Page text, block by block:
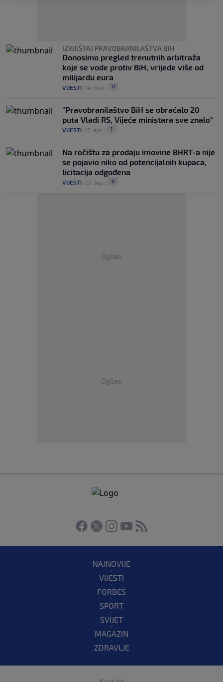
IZVJEŠTAJ PRAVOBRANILAŠTVA BIH
Donosimo pregled trenutnih arbitraža
koje se vode protiv BiH, vrijede više od
milijardu eura
VIJESTI 14. maj. 0
"Pravobranilaštvo BiH se obraćalo 20
puta Vladi RS, Vijeće ministara sve znalo"
VIJESTI 15. apr. 1
Na ročištu za prodaju imovine BHRT-a nije
se pojavio niko od potencijalnih kupaca,
licitacija odgođena
VIJESTI 25. sep. 0
Oglas
Oglas
NAJNOVIJE
VIJESTI
FORBES
SPORT
SVIJET
MAGAZIN
ZDRAVLJE